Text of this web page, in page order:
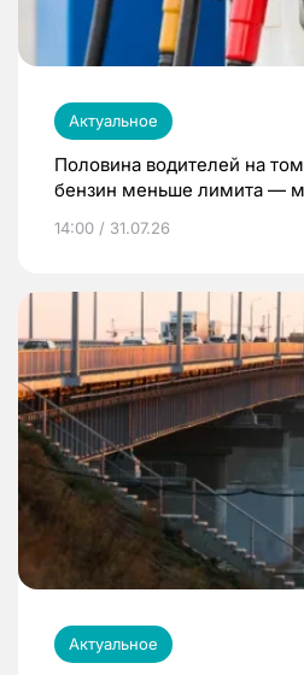
Актуальное
Половина водителей на
бензин меньше лимита —
14:00 / 31.07.26
Актуальное